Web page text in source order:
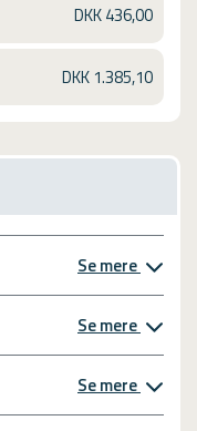
DKK 436,00
DKK 1.385,10
Se mere
Se mere
Se mere